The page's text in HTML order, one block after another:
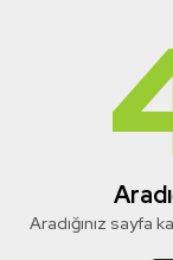
Aradığınız sayfa